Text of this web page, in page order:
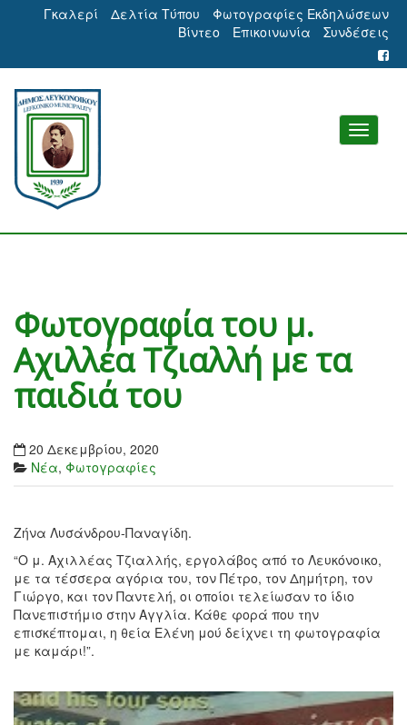
Γκαλερί Δελτία Τύπου
Φωτογραφίες Εκδηλώσεων
Βίντεο
Επικοινωνία Συνδέσεις
Φωτογραφία του μ.
Αχιλλέα Τζιαλλή με τα
παιδιά του
20 Δεκεμβρίου, 2020
Νέα, Φωτογραφίες
Ζήνα Λυσάνδρου-Παναγίδη.
“Ο μ. Αχιλλέας Τζιαλλής, εργολάβος από το Λευκόνοικο,
με τα τέσσερα αγόρια του, τον Πέτρο, τον Δημήτρη, τον
Γιώργο, και τον Παντελή, οι οποίοι τελείωσαν το ίδιο
Πανεπιστήμιο στην Αγγλία. Κάθε φορά που την
επισκέπτομαι, η θεία Ελένη μού δείχνει τη φωτογραφία
με καμάρι!”.